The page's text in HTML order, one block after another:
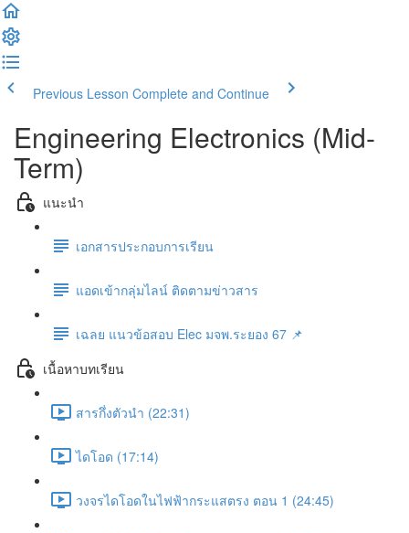
Previous Lesson Complete and Continue
Engineering Electronics (Mid-
Term)
แนะนำ
เอกสารประกอบการเรียน
แอดเข้ากลุ่มไลน์ ติดตามข่าวสาร
เฉลย แนวข้อสอบ Elec มจพ.ระยอง 67 📌
เนื้อหาบทเรียน
สารกึ่งตัวนำ (22:31)
ไดโอด (17:14)
วงจรไดโอดในไฟฟ้ากระแสตรง ตอน 1 (24:45)